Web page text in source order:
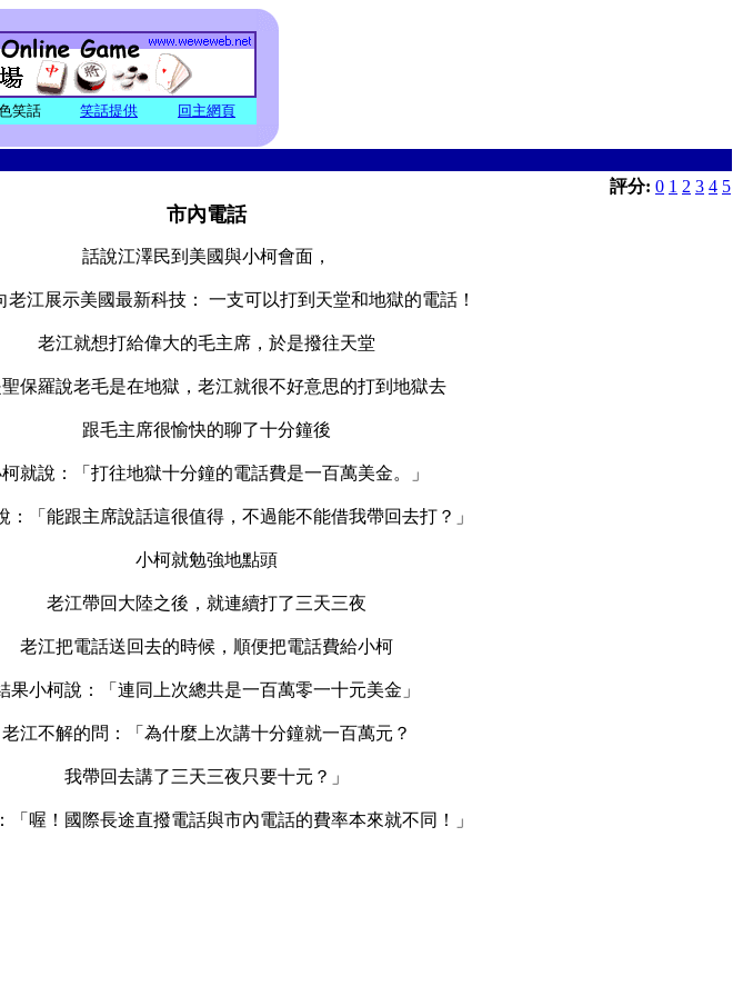
笑話 笑話提供 回主網頁
評分: 0 1 2 3 4 5
市內電話
話說江澤民到美國與小柯會面，
老江展示美國最新科技： 一支可以打到天堂和地獄的電話！
老江就想打給偉大的毛主席，於是撥往天堂
保羅說老毛是在地獄，老江就很不好意思的打到地獄去
跟毛主席很愉快的聊了十分鐘後
就說：「打往地獄十分鐘的電話費是一百萬美金。」
：「能跟主席說話這很值得，不過能不能借我帶回去打？」
小柯就勉強地點頭
老江帶回大陸之後，就連續打了三天三夜
老江把電話送回去的時候，順便把電話費給小柯
果小柯說：「連同上次總共是一百萬零一十元美金」
老江不解的問：「為什麼上次講十分鐘就一百萬元？
我帶回去講了三天三夜只要十元？」
「喔！國際長途直撥電話與市內電話的費率本來就不同！」